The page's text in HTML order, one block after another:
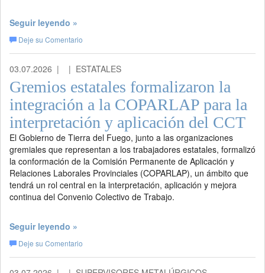
Seguir leyendo »
Deje su Comentario
03.07.2026 | | ESTATALES
Gremios estatales formalizaron la
integración a la COPARLAP para la
interpretación y aplicación del CCT
El Gobierno de Tierra del Fuego, junto a las organizaciones
gremiales que representan a los trabajadores estatales, formalizó
la conformación de la Comisión Permanente de Aplicación y
Relaciones Laborales Provinciales (COPARLAP), un ámbito que
tendrá un rol central en la interpretación, aplicación y mejora
continua del Convenio Colectivo de Trabajo.
Seguir leyendo »
Deje su Comentario